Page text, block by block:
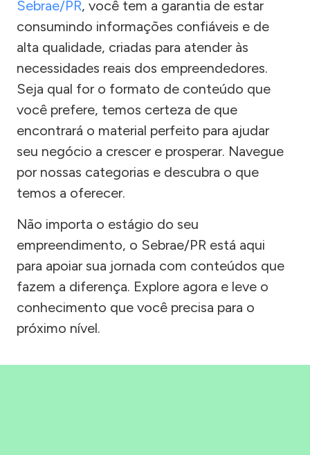
Sebrae/PR, você tem a garantia de estar
consumindo informações confiáveis e de
alta qualidade, criadas para atender às
necessidades reais dos empreendedores.
Seja qual for o formato de conteúdo que
você prefere, temos certeza de que
encontrará o material perfeito para ajudar
seu negócio a crescer e prosperar. Navegue
por nossas categorias e descubra o que
temos a oferecer.
Não importa o estágio do seu
empreendimento, o Sebrae/PR está aqui
para apoiar sua jornada com conteúdos que
fazem a diferença. Explore agora e leve o
conhecimento que você precisa para o
próximo nível.